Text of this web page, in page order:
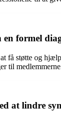
formel
få støtte og
til
at lindre